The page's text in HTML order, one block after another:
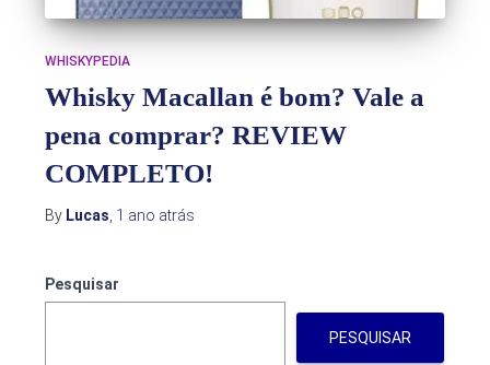
WHISKYPEDIA
Whisky Macallan é bom? Vale a
pena comprar? REVIEW
COMPLETO!
By Lucas 1 ano atrás
Pesquisar
PESQUISAR